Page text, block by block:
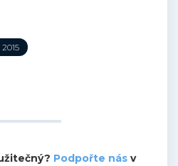
Podpořte násv